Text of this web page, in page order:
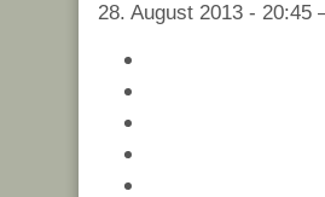
28. August 2013 - 20:45